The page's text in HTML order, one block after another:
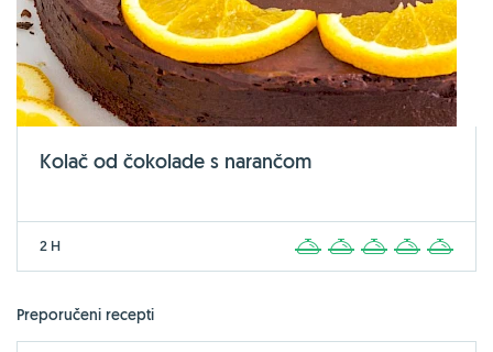
Kolač od čokolade s narančom
2 H 2 3 4
Preporučeni recepti